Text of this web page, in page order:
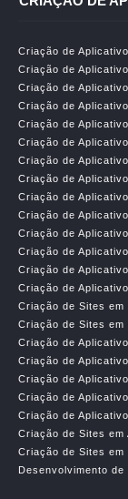
Criação de
Criação de
Criação de
Criação de
Criação de
Criação de
Criação de
Criação de
Criação de
Criação de
Criação de
Criação de
Criação de
Criação de
Criação de Sites em
Criação de Sites em
Criação de
Criação de
Criação de
Criação de
Criação de
Criação de Sites em
Criação de Sites em
Desenvolvimento